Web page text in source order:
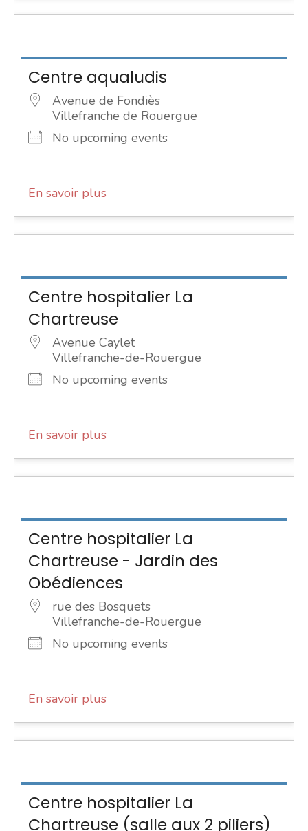
Centre aqualudis
Avenue de Fondiès
Villefranche de Rouergue
No upcoming events
En savoir plus
Centre hospitalier La
Chartreuse
Avenue Caylet
Villefranche-de-Rouergue
No upcoming events
En savoir plus
Centre hospitalier La
Chartreuse - Jardin des
Obédiences
rue des Bosquets
Villefranche-de-Rouergue
No upcoming events
En savoir plus
Centre hospitalier La
Chartreuse (salle aux 2 piliers)